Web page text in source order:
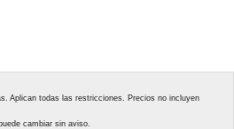
Aplican todas las restricciones. Precios no incluyen
cambiar sin aviso.